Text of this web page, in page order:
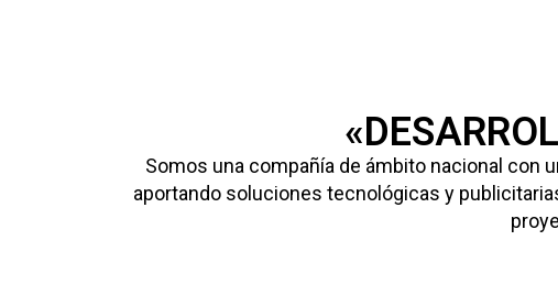
Somos una compañía de ámbito nacional con
aportando soluciones tecnológicas y